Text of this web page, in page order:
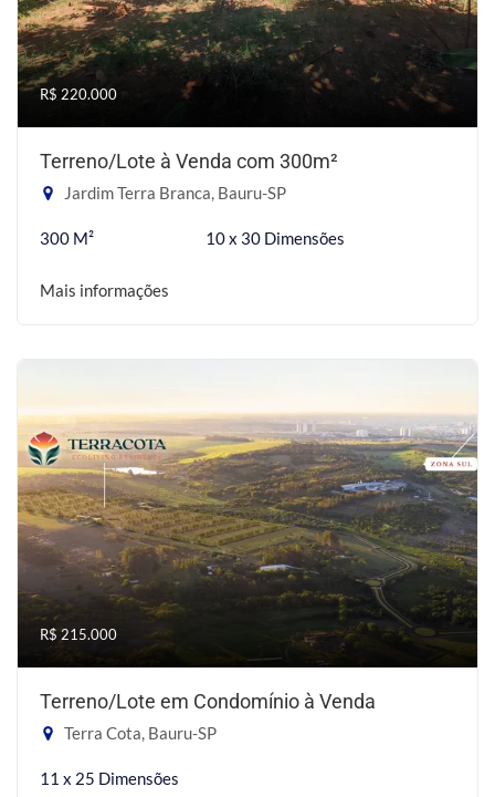
R$ 220.000
Terreno/Lote à Venda com 300m²
Jardim Terra Branca, Bauru-SP
300 M² 10 x 30 Dimensões
Mais informações
R$ 215.000
Terreno/Lote em Condomínio à Venda
Terra Cota, Bauru-SP
11 x 25 Dimensões